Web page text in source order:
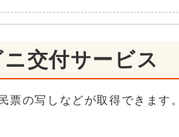
交付サービス
の写しなどが取得できます。